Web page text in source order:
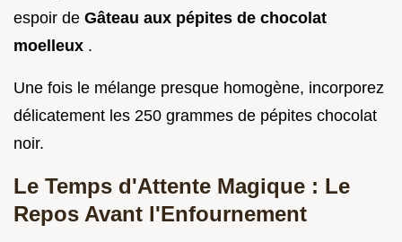
espoir de Gâteau aux pépites de chocolat
moelleux .
Une fois le mélange presque homogène, incorporez
délicatement les 250 grammes de pépites chocolat
noir.
Le Temps d'Attente Magique : Le
Repos Avant l'Enfournement